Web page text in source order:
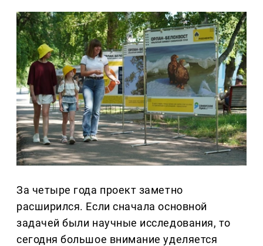
За четыре года проект заметно
расширился. Если сначала основной
задачей были научные исследования, то
сегодня большое внимание уделяется